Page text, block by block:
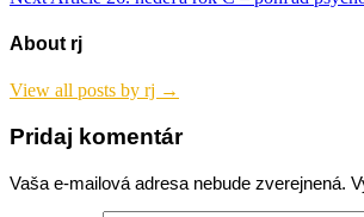
v
článku
About rj
View all posts by rj →
Pridaj komentár
Vaša e-mailová adresa nebude zverejnená.